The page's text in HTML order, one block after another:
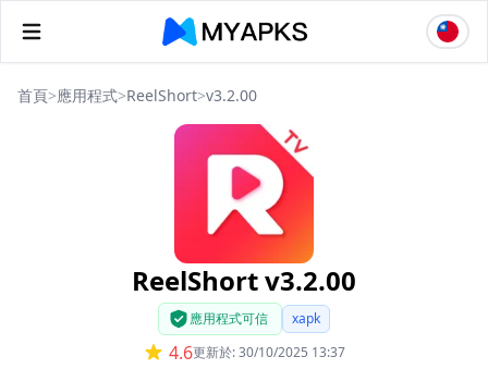
首頁>應用程式>ReelShort>v3.2.00
ReelShort v3.2.00
應用程式可信 xapk
4.6更新於: 30/10/2025 13:37